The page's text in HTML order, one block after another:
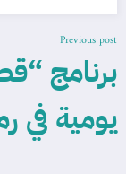
Previous post
برنامج
يومية في